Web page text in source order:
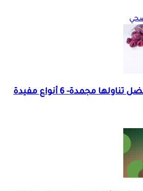
الفواكه التي يفضل تناولها مجمدة- 6 أنواع مفيدة